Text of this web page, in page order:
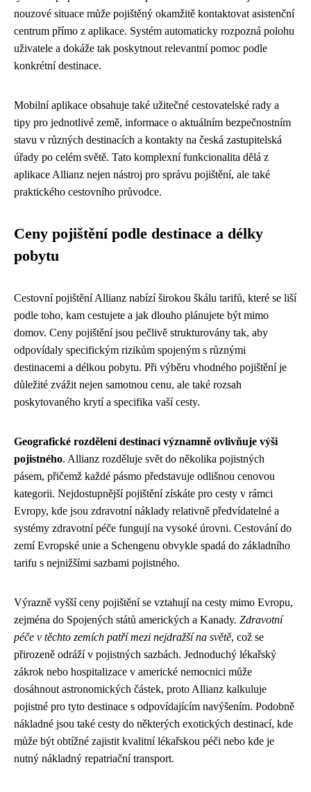
nouzové situace může pojištěný okamžitě kontaktovat asistenční
centrum přímo z aplikace. Systém automaticky rozpozná polohu
uživatele a dokáže tak poskytnout relevantní pomoc podle
konkrétní destinace.
Mobilní aplikace obsahuje také užitečné cestovatelské rady a
tipy pro jednotlivé země, informace o aktuálním bezpečnostním
stavu v různých destinacích a kontakty na česká zastupitelská
úřady po celém světě. Tato komplexní funkcionalita dělá z
aplikace Allianz nejen nástroj pro správu pojištění, ale také
praktického cestovního průvodce.
Ceny pojištění podle destinace a délky
pobytu
Cestovní pojištění Allianz nabízí širokou škálu tarifů, které se liší
podle toho, kam cestujete a jak dlouho plánujete být mimo
domov. Ceny pojištění jsou pečlivě strukturovány tak, aby
odpovídaly specifickým rizikům spojeným s různými
destinacemi a délkou pobytu. Při výběru vhodného pojištění je
důležité zvážit nejen samotnou cenu, ale také rozsah
poskytovaného krytí a specifika vaší cesty.
Geografické rozdělení destinací významně ovlivňuje výši
pojistného. Allianz rozděluje svět do několika pojistných
pásem, přičemž každé pásmo představuje odlišnou cenovou
kategorii. Nejdostupnější pojištění získáte pro cesty v rámci
Evropy, kde jsou zdravotní náklady relativně předvídatelné a
systémy zdravotní péče fungují na vysoké úrovni. Cestování do
zemí Evropské unie a Schengenu obvykle spadá do základního
tarifu s nejnižšími sazbami pojistného.
Výrazně vyšší ceny pojištění se vztahují na cesty mimo Evropu,
zejména do Spojených států amerických a Kanady. Zdravotní
péče v těchto zemích patří mezi nejdražší na světě, což se
přirozeně odráží v pojistných sazbách. Jednoduchý lékařský
zákrok nebo hospitalizace v americké nemocnici může
dosáhnout astronomických částek, proto Allianz kalkuluje
pojistné pro tyto destinace s odpovídajícím navýšením. Podobně
nákladné jsou také cesty do některých exotických destinací, kde
může být obtížné zajistit kvalitní lékařskou péči nebo kde je
nutný nákladný repatriační transport.